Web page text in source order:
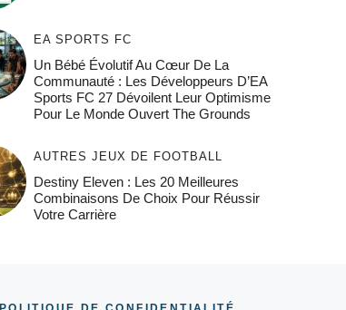
EA SPORTS FC
Un Bébé Évolutif Au Cœur De La
Communauté : Les Développeurs D’EA
Sports FC 27 Dévoilent Leur Optimisme
Pour Le Monde Ouvert The Grounds
AUTRES JEUX DE FOOTBALL
Destiny Eleven : Les 20 Meilleures
Combinaisons De Choix Pour Réussir
Votre Carrière